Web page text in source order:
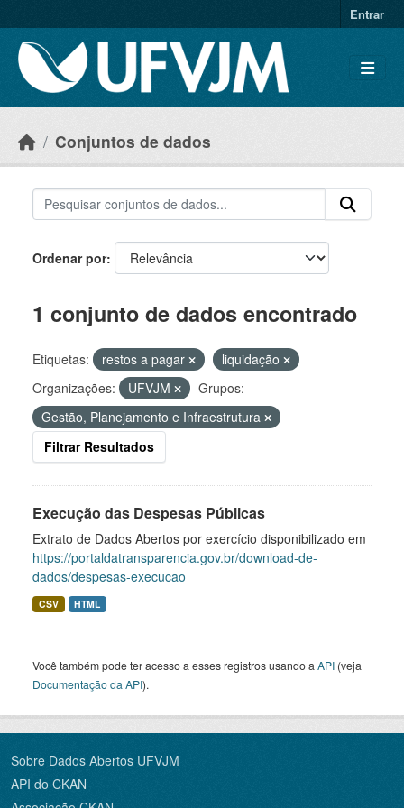
Entrar
Conjuntos de dados
Ordenar por
1 conjunto de dados encontrado
Etiquetas: restos a pagar
liquidação
Organizações:
UFVJM
Grupos:
Gestão, Planejamento e Infraestrutura
Filtrar Resultados
Execução das Despesas Públicas
Extrato de Dados Abertos por exercício disponibilizado em
https://portaldatransparencia.gov.br/download-de-
dados/despesas-execucao
CSV HTML
Você também pode ter acesso a esses registros usando a API (veja
Documentação da API).
Sobre Dados Abertos UFVJM
API do CKAN